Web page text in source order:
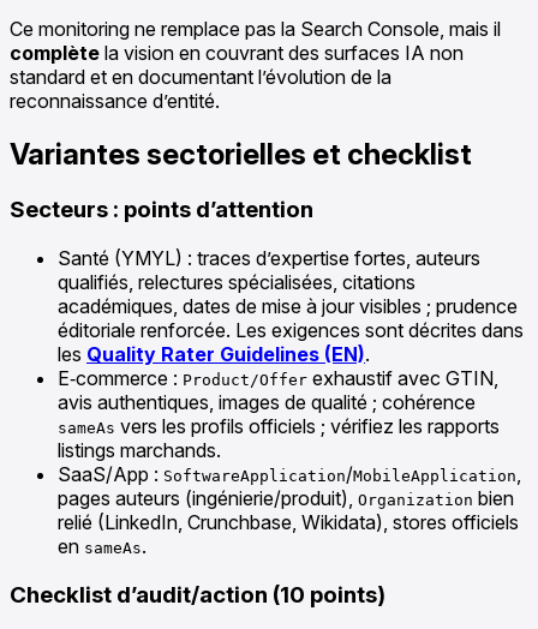
Ce monitoring ne remplace pas la Search Console, mais il
complète la vision en couvrant des surfaces IA non
standard et en documentant l’évolution de la
reconnaissance d’entité.
Variantes sectorielles et checklist
Secteurs : points d’attention
Santé (YMYL) : traces d’expertise fortes, auteurs
qualifiés, relectures spécialisées, citations
académiques, dates de mise à jour visibles ; prudence
éditoriale renforcée. Les exigences sont décrites dans
les Quality Rater Guidelines (EN).
E‑commerce : Product/Offer exhaustif avec GTIN,
avis authentiques, images de qualité ; cohérence
sameAs vers les profils officiels ; vérifiez les rapports
listings marchands.
SaaS/App : SoftwareApplication/MobileApplication
pages auteurs (ingénierie/produit), Organization bien
relié (LinkedIn, Crunchbase, Wikidata), stores officiels
en sameAs.
Checklist d’audit/action (10 points)